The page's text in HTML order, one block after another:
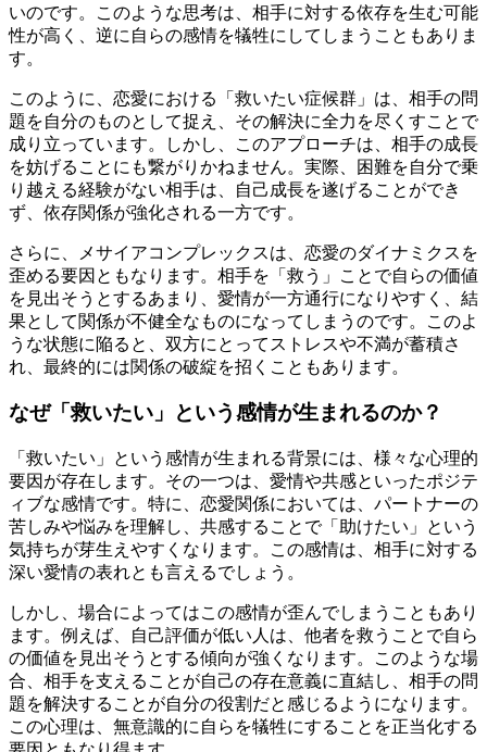
いのです。このような思考は、相手に対する依存を生む可能
性が高く、逆に自らの感情を犠牲にしてしまうこともありま
す。
このように、恋愛における「救いたい症候群」は、相手の問
題を自分のものとして捉え、その解決に全力を尽くすことで
成り立っています。しかし、このアプローチは、相手の成長
を妨げることにも繋がりかねません。実際、困難を自分で乗
り越える経験がない相手は、自己成長を遂げることができ
ず、依存関係が強化される一方です。
さらに、メサイアコンプレックスは、恋愛のダイナミクスを
歪める要因ともなります。相手を「救う」ことで自らの価値
を見出そうとするあまり、愛情が一方通行になりやすく、結
果として関係が不健全なものになってしまうのです。このよ
うな状態に陥ると、双方にとってストレスや不満が蓄積さ
れ、最終的には関係の破綻を招くこともあります。
なぜ「救いたい」という感情が生まれるのか？
「救いたい」という感情が生まれる背景には、様々な心理的
要因が存在します。その一つは、愛情や共感といったポジテ
ィブな感情です。特に、恋愛関係においては、パートナーの
苦しみや悩みを理解し、共感することで「助けたい」という
気持ちが芽生えやすくなります。この感情は、相手に対する
深い愛情の表れとも言えるでしょう。
しかし、場合によってはこの感情が歪んでしまうこともあり
ます。例えば、自己評価が低い人は、他者を救うことで自ら
の価値を見出そうとする傾向が強くなります。このような場
合、相手を支えることが自己の存在意義に直結し、相手の問
題を解決することが自分の役割だと感じるようになります。
この心理は、無意識的に自らを犠牲にすることを正当化する